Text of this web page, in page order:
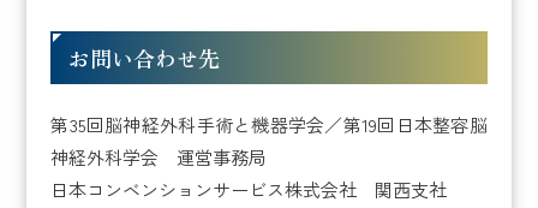
お問い合わせ先
第35回脳神経外科手術と機器学会／第19回日本整容脳
神経外科学会 運営事務局
日本コンベンションサービス株式会社 関西支社